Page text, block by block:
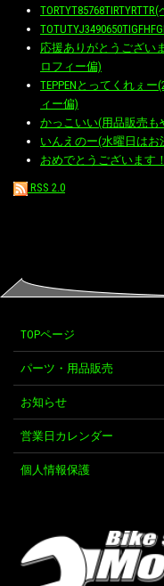
応援ありがとうござい
ロフィー偏)
TEPPENとってくれぇ
ィー偏)
かっこいい(用品販売も
いんえのー(水曜日はお
おめでとうございます
RSS 2.0
TOPページ
パーツ・用品販売
お知らせ
営業日カレンダー
個人情報保護